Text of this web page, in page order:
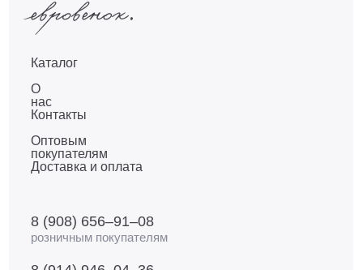
Каталог
О
нас
Контакты
Оптовым
покупателям
Доставка и оплата
8 (908) 656–91–08
розничным покупателям